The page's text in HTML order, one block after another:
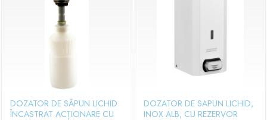
DOZATOR DE SĂPUN LICHID
ÎNCASTRAT ACȚIONARE CU
DOZATOR DE SAPUN LICHID,
INOX ALB, CU REZERVOR